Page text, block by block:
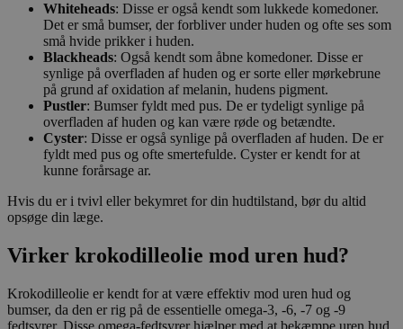
Whiteheads: Disse er også kendt som lukkede komedoner.
Det er små bumser, der forbliver under huden og ofte ses som
små hvide prikker i huden.
Blackheads: Også kendt som åbne komedoner. Disse er
synlige på overfladen af huden og er sorte eller mørkebrune
på grund af oxidation af melanin, hudens pigment.
Pustler: Bumser fyldt med pus. De er tydeligt synlige på
overfladen af huden og kan være røde og betændte.
Cyster: Disse er også synlige på overfladen af huden. De er
fyldt med pus og ofte smertefulde. Cyster er kendt for at
kunne forårsage ar.
Hvis du er i tvivl eller bekymret for din hudtilstand, bør du altid
opsøge din læge.
Virker krokodilleolie mod uren hud?
Krokodilleolie er kendt for at være effektiv mod uren hud og
bumser, da den er rig på de essentielle omega-3, -6, -7 og -9
fedtsyrer. Disse omega-fedtsyrer hjælper med at bekæmpe uren hud